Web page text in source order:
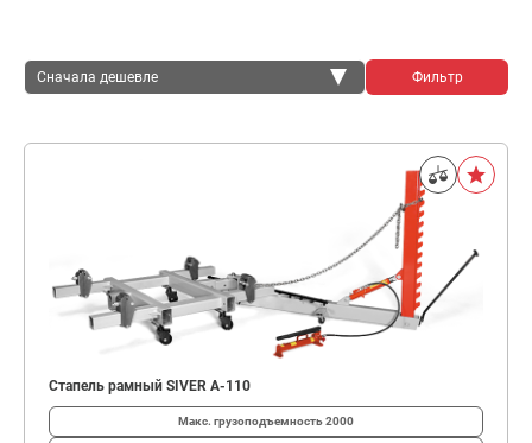
Сначала дешевле Фильтр
Стапель рамный SIVER A-110
Макс. грузоподъемность2000